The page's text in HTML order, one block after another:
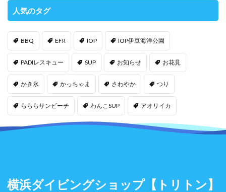
人気のタグ
BBQ EFR IOP IOP伊豆海洋公園
PADIレスキュー SUP お知らせ お花見
かき氷 かっちゃま さわやか つり
らららサンビーチ わんこSUP アオリイカ
横浜ダイビングショップ【トリトン】